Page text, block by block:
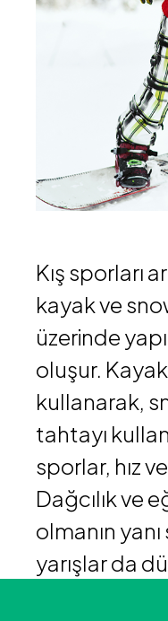
Kış sporları
kayak ve
üzerinde
oluşur.
kullanarak,
tahtayı
sporlar, hız
Dağcılık ve
olmanın
yarışlar da